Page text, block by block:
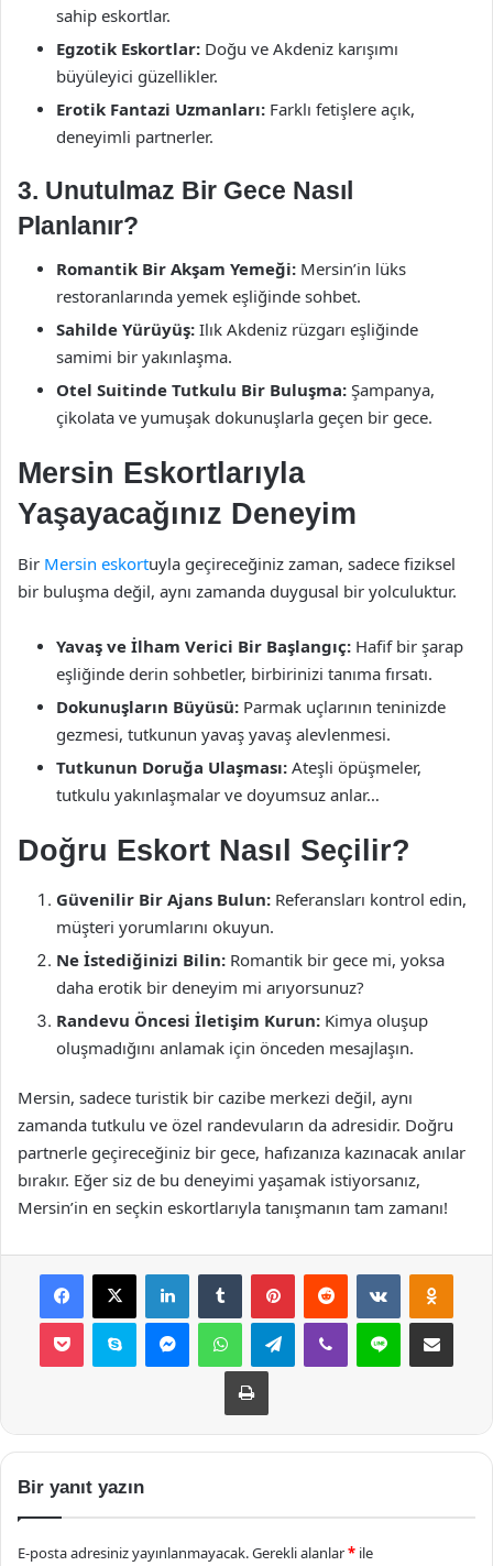
sahip eskortlar.
Egzotik Eskortlar: Doğu ve Akdeniz karışımı
büyüleyici güzellikler.
Erotik Fantazi Uzmanları: Farklı fetişlere açık,
deneyimli partnerler.
3. Unutulmaz Bir Gece Nasıl
Planlanır?
Romantik Bir Akşam Yemeği: Mersin’in lüks
restoranlarında yemek eşliğinde sohbet.
Sahilde Yürüyüş: Ilık Akdeniz rüzgarı eşliğinde
samimi bir yakınlaşma.
Otel Suitinde Tutkulu Bir Buluşma: Şampanya,
çikolata ve yumuşak dokunuşlarla geçen bir gece.
Mersin Eskortlarıyla
Yaşayacağınız Deneyim
Bir Mersin eskortuyla geçireceğiniz zaman, sadece fiziksel
bir buluşma değil, aynı zamanda duygusal bir yolculuktur.
Yavaş ve İlham Verici Bir Başlangıç: Hafif bir şarap
eşliğinde derin sohbetler, birbirinizi tanıma fırsatı.
Dokunuşların Büyüsü: Parmak uçlarının teninizde
gezmesi, tutkunun yavaş yavaş alevlenmesi.
Tutkunun Doruğa Ulaşması: Ateşli öpüşmeler,
tutkulu yakınlaşmalar ve doyumsuz anlar…
Doğru Eskort Nasıl Seçilir?
Güvenilir Bir Ajans Bulun: Referansları kontrol edin,
müşteri yorumlarını okuyun.
Ne İstediğinizi Bilin: Romantik bir gece mi, yoksa
daha erotik bir deneyim mi arıyorsunuz?
Randevu Öncesi İletişim Kurun: Kimya oluşup
oluşmadığını anlamak için önceden mesajlaşın.
Mersin, sadece turistik bir cazibe merkezi değil, aynı
zamanda tutkulu ve özel randevuların da adresidir. Doğru
partnerle geçireceğiniz bir gece, hafızanıza kazınacak anılar
bırakır. Eğer siz de bu deneyimi yaşamak istiyorsanız,
Mersin’in en seçkin eskortlarıyla tanışmanın tam zamanı!
Facebook
X LinkedInTumblr PinterestReddit VKontakte
Pocket Skype MessengerWhatsAppTelegramViber Line E-Posta ile
Yazdır
Bir yanıt yazın
E-posta adresiniz yayınlanmayacak.Gerekli alanlar* ile